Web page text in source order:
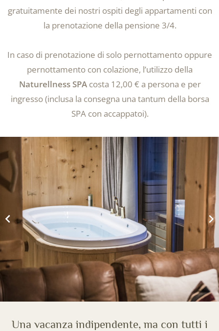
gratuitamente dei nostri ospiti degli appartamenti con
la prenotazione della pensione 3/4.
In caso di prenotazione di solo pernottamento oppure
pernottamento con colazione, l’utilizzo della
Naturellness SPA costa 12,00 € a persona e per
ingresso (inclusa la consegna una tantum della borsa
SPA con accappatoi).
Una vacanza indipendente, ma con tutti i